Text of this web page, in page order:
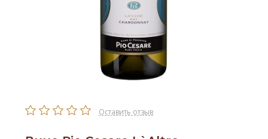
Оставить отзыв